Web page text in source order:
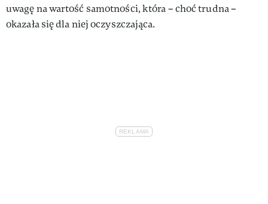
uwagę na wartość samotności, która – choć trudna –
okazała się dla niej oczyszczająca.